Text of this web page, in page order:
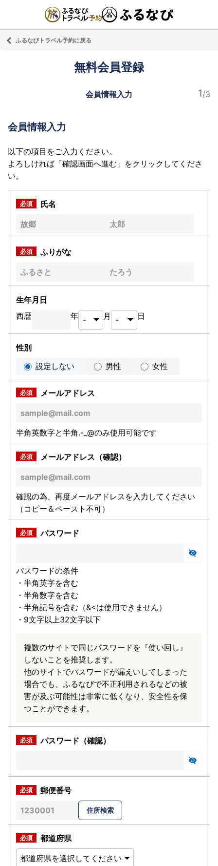
ふるなびトラベル予約に戻る
無料会員登録
会員情報入力
会員情報入力
以下の項目をご入力ください。
よろしければ「確認画面へ進む」をクリックしてくださ
い。
氏名
ふりがな
生年月日
西暦
年 月 日
性別
設定しない
男性 女性
メールアドレス
半角英数字と半角.-_@のみ使用可能です
メールアドレス（確認）
確認の為、再度メールアドレスを入力してください
（コピー＆ペースト不可）
パスワード
パスワードの条件
・半角英字を含む
・半角数字を含む
・半角記号を含む（&<は使用できません）
・9文字以上32文字以下
複数のサイトで同じパスワードを『使い回し』
しないことを推奨します。
他のサイトでパスワードが漏えいしてしまった
場合でも、ふるなびで不正利用されるなどの被
害が及ぶ可能性は非常に低くなり、安全性を保
つことができます。
パスワード（確認）
郵便番号
都道府県